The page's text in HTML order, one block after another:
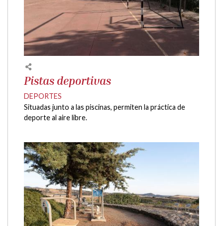
Pistas deportivas
DEPORTES
Situadas junto a las piscinas, permiten la práctica de
deporte al aire libre.